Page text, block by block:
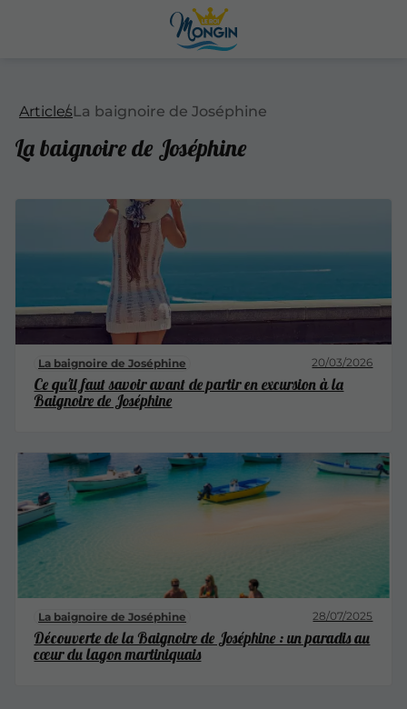
ArticlesLa baignoire de Joséphine
La baignoire de Joséphine
La baignoire de Joséphine 20/03/2026
Ce qu'il faut savoir avant de partir en excursion à la
Baignoire de Joséphine
La baignoire de Joséphine 28/07/2025
Découverte de la Baignoire de Joséphine : un paradis au
cœur du lagon martiniquais